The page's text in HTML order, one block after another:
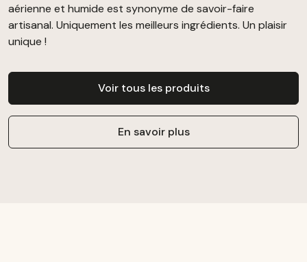
aérienne et humide est synonyme de savoir-faire
artisanal. Uniquement les meilleurs ingrédients. Un plaisir
unique !
Voir tous les produits
En savoir plus